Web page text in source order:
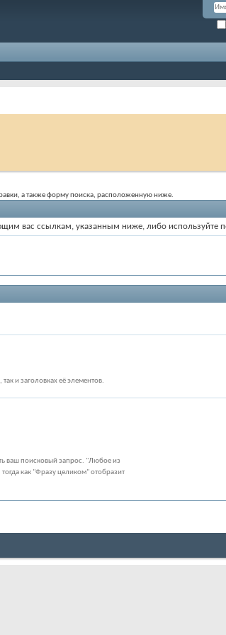
а также форму поиска, расположенную ниже.
вас ссылкам, указанным ниже, либо используйте
так и заголовках её элементов.
ваш поисковый запрос. "Любое из
как "Фразу целиком" отобразит